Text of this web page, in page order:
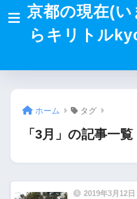
京都の現在(
らキリトル
ホーム タグ
「3月」の記事一覧
2019年3月12日